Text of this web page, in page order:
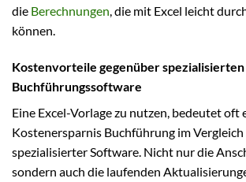
die Berechnungen, die mit Excel leicht
können.
Kostenvorteile gegenüber spezialisierten
Buchführungssoftware
Eine Excel-Vorlage zu nutzen, bedeutet oft
Kostenersparnis Buchführung im
spezialisierter Software. Nicht nur die
sondern auch die laufenden